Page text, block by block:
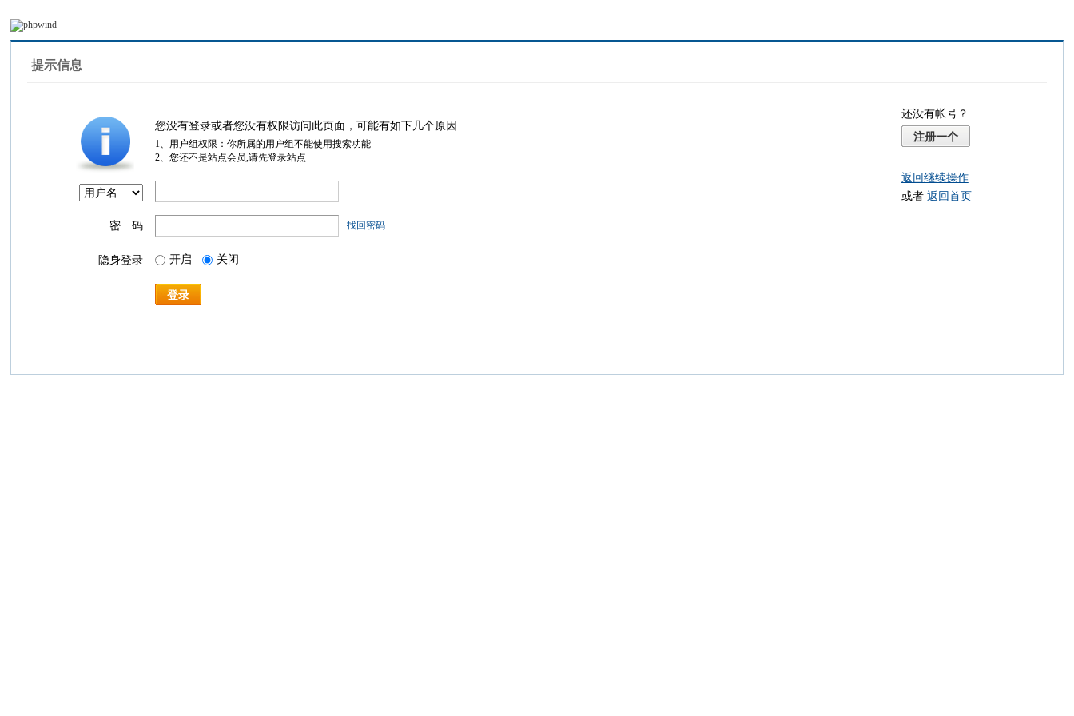
提示信息
您没有登录或者您没有权限访问此页面，可能有如下几个原因
1、用户组权限：你所属的用户组不能使用搜索功能
2、您还不是站点会员,请先登录站点
密 码 找回密码
隐身登录 开启 关闭
登录
还没有帐号？
注册一个
返回继续操作
或者 返回首页